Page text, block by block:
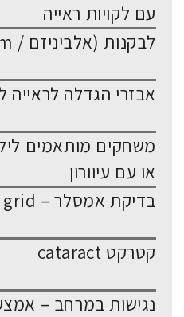
עם לקויות ראייה
לבקנות (אלביניזם / Albinism)
אבזרי הגדלה לראייה
משחקים מותאמים
או עם עיוורון
בדיקת אמסלר – Amsler grid
קטרקט cataract
נגישות במרחב –